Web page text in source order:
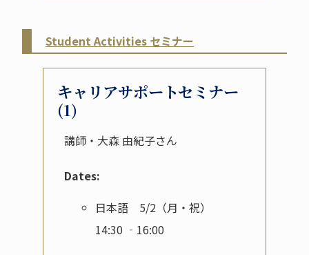
Student Activities セミナー
キャリアサポートセミナー
(1)
講師・大森 由紀子さん
Dates:
日本語 5/2（月・祝）
14:30 ‐16:00